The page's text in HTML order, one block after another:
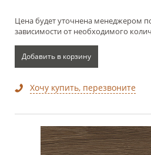
Цена будет уточнена менеджером
зависимости от необходимого
Добавить в корзину
Хочу купить, перезвоните